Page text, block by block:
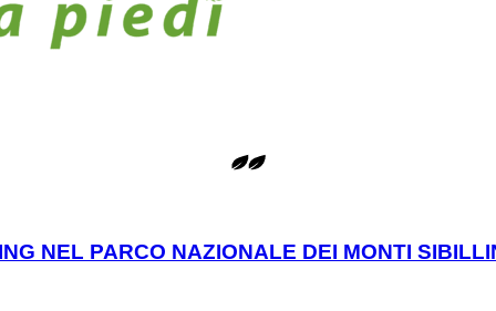
NEL PARCO NAZIONALE DEI MONTI